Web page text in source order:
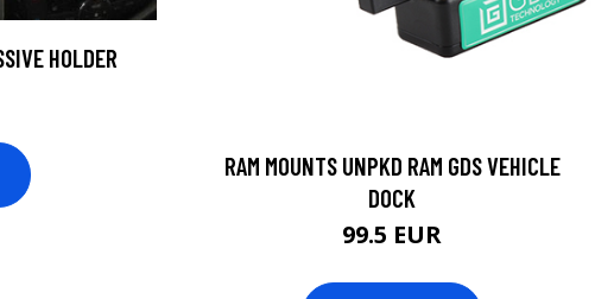
HOLDER
RAM MOUNTS UNPKD RAM GDS VEHICLE
DOCK
99.5 EUR